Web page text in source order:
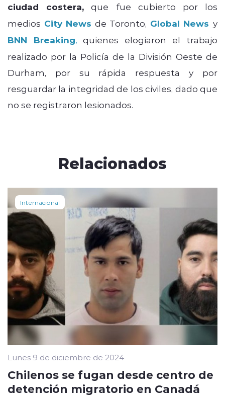
ciudad costera, que fue cubierto por los
medios City News de Toronto, Global News y
BNN Breaking, quienes elogiaron el trabajo
realizado por la Policía de la División Oeste de
Durham, por su rápida respuesta y por
resguardar la integridad de los civiles, dado que
no se registraron lesionados.
Relacionados
Internacional
Lunes 9 de diciembre de 2024
Chilenos se fugan desde centro de
detención migratorio en Canadá